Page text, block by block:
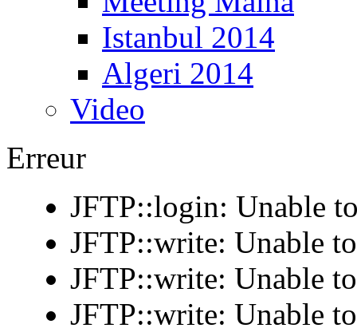
Istanbul 2014
Algeri 2014
Video
Erreur
JFTP::login: Unable
JFTP::write: Unable
JFTP::write: Unable
JFTP::write: Unable